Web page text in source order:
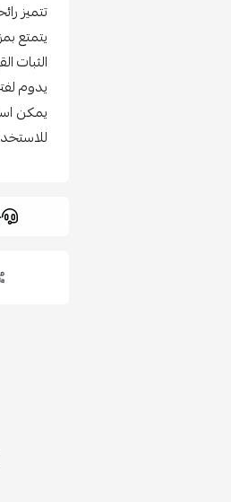
تتميز
يتمتع
الثبات
يدوم
يمكن